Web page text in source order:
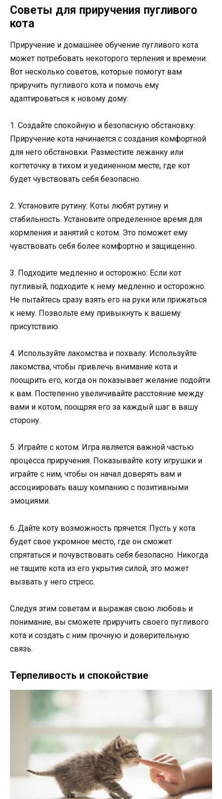
Советы для приручения пугливого
кота
Приручение и домашнее обучение пугливого кота
может потребовать некоторого терпения и времени.
Вот несколько советов, которые помогут вам
приручить пугливого кота и помочь ему
адаптироваться к новому дому:
1. Создайте спокойную и безопасную обстановку:
Приручение кота начинается с создания комфортной
для него обстановки. Разместите лежанку или
когтеточку в тихом и уединенном месте, где кот
будет чувствовать себя безопасно.
2. Установите рутину: Коты любят рутину и
стабильность. Установите определенное время для
кормления и занятий с котом. Это поможет ему
чувствовать себя более комфортно и защищенно.
3. Подходите медленно и осторожно: Если кот
пугливый, подходите к нему медленно и осторожно.
Не пытайтесь сразу взять его на руки или прижаться
к нему. Позвольте ему привыкнуть к вашему
присутствию.
4. Используйте лакомства и похвалу: Используйте
лакомства, чтобы привлечь внимание кота и
поощрить его, когда он показывает желание подойти
к вам. Постепенно увеличивайте расстояние между
вами и котом, поощряя его за каждый шаг в вашу
сторону.
5. Играйте с котом: Игра является важной частью
процесса приручения. Показывайте коту игрушки и
играйте с ним, чтобы он начал доверять вам и
ассоциировать вашу компанию с позитивными
эмоциями.
6. Дайте коту возможность прячется: Пусть у кота
будет свое укромное место, где он сможет
спрятаться и почувствовать себя безопасно. Никогда
не тащите кота из его укрытия силой, это может
вызвать у него стресс.
Следуя этим советам и выражая свою любовь и
понимание, вы сможете приручить своего пугливого
кота и создать с ним прочную и доверительную
связь.
Терпеливость и спокойствие